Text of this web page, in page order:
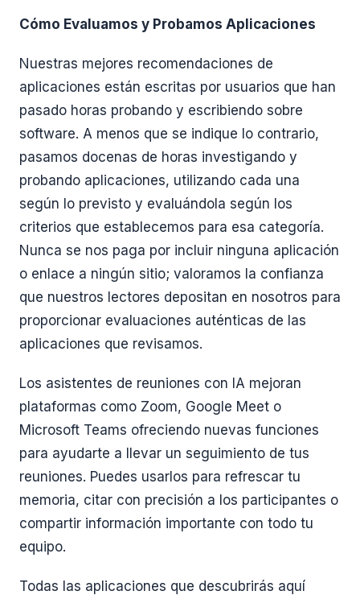
Cómo Evaluamos y Probamos Aplicaciones
Nuestras mejores recomendaciones de
aplicaciones están escritas por usuarios que han
pasado horas probando y escribiendo sobre
software. A menos que se indique lo contrario,
pasamos docenas de horas investigando y
probando aplicaciones, utilizando cada una
según lo previsto y evaluándola según los
criterios que establecemos para esa categoría.
Nunca se nos paga por incluir ninguna aplicación
o enlace a ningún sitio; valoramos la confianza
que nuestros lectores depositan en nosotros para
proporcionar evaluaciones auténticas de las
aplicaciones que revisamos.
Los asistentes de reuniones con IA mejoran
plataformas como Zoom, Google Meet o
Microsoft Teams ofreciendo nuevas funciones
para ayudarte a llevar un seguimiento de tus
reuniones. Puedes usarlos para refrescar tu
memoria, citar con precisión a los participantes o
compartir información importante con todo tu
equipo.
Todas las aplicaciones que descubrirás aquí